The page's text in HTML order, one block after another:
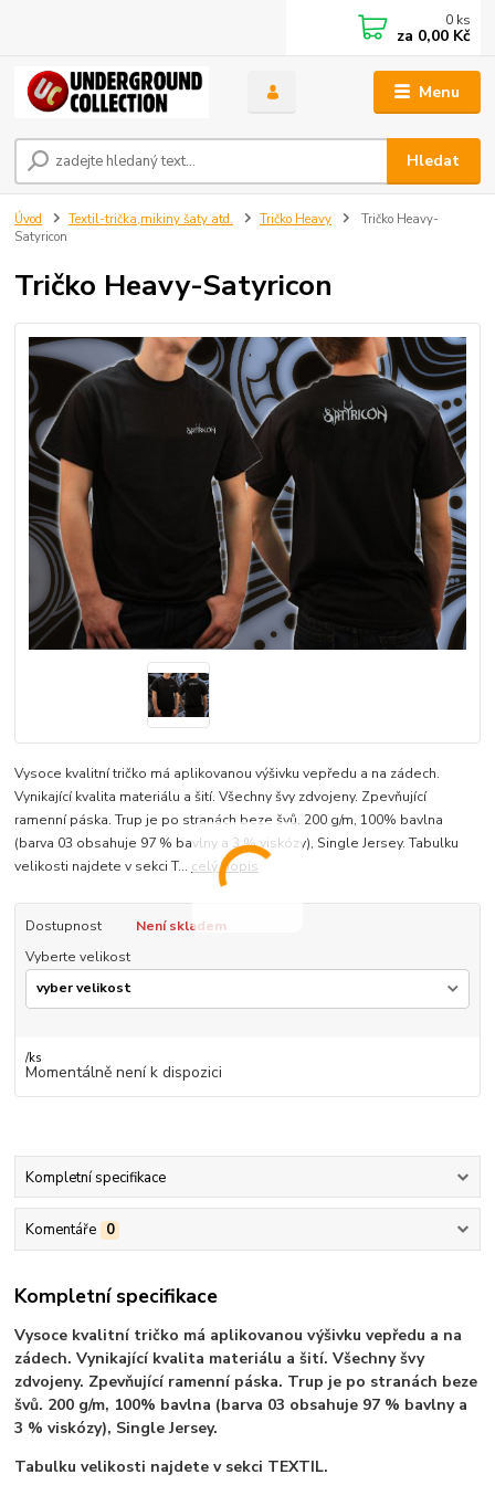
Menu
Hledat
0 ks
za 0,00 Kč
Úvod Textil-trička,mikiny šaty atd. Tričko Heavy
Tričko Heavy-
Satyricon
Tričko Heavy-Satyricon
Vysoce kvalitní tričko má aplikovanou výšivku vepředu a na zádech.
Vynikající kvalita materiálu a šití. Všechny švy zdvojeny. Zpevňující
ramenní páska. Trup je po stranách beze švů. 200 g/m, 100% bavlna
(barva 03 obsahuje 97 % bavlny a 3 % viskózy), Single Jersey. Tabulku
velikosti najdete v sekci T... celý popis
Dostupnost
Není skladem
Vyberte velikost
/ks
Momentálně není k dispozici
Kompletní specifikace
Komentáře 0
Kompletní specifikace
Vysoce kvalitní tričko má aplikovanou výšivku vepředu a na
zádech. Vynikající kvalita materiálu a šití. Všechny švy
zdvojeny. Zpevňující ramenní páska. Trup je po stranách beze
švů. 200 g/m, 100% bavlna (barva 03 obsahuje 97 % bavlny a
3 % viskózy), Single Jersey.
Tabulku velikosti najdete v sekci TEXTIL.